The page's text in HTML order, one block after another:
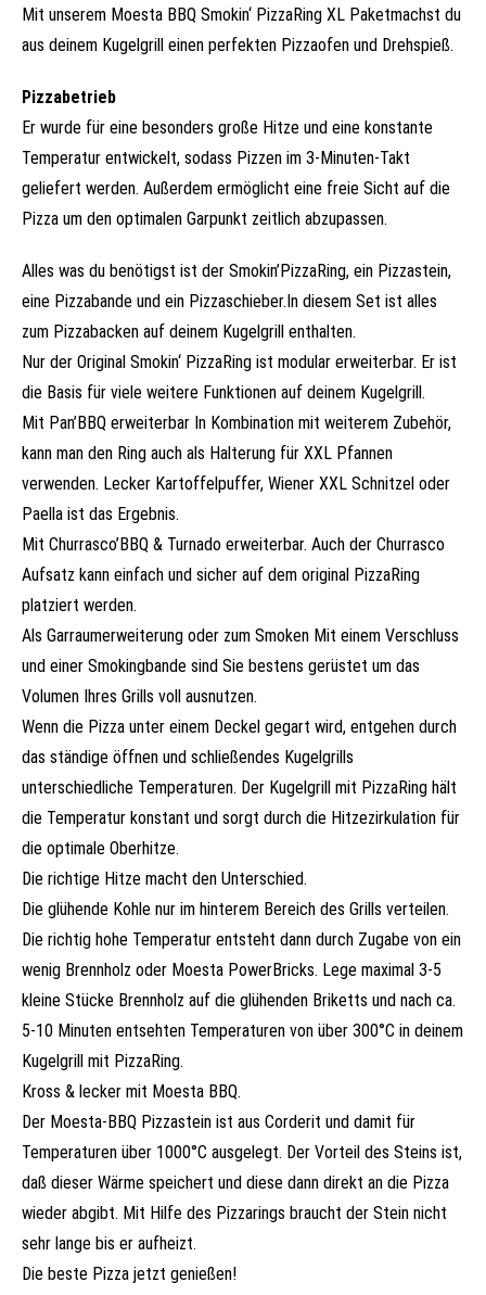
Mit unserem Moesta BBQ Smokin‘ PizzaRing XL Paketmachst du
aus deinem Kugelgrill einen perfekten Pizzaofen und Drehspieß.
Pizzabetrieb
Er wurde für eine besonders große Hitze und eine konstante
Temperatur entwickelt, sodass Pizzen im 3-Minuten-Takt
geliefert werden. Außerdem ermöglicht eine freie Sicht auf die
Pizza um den optimalen Garpunkt zeitlich abzupassen.
Alles was du benötigst ist der Smokin’PizzaRing, ein Pizzastein,
eine Pizzabande und ein Pizzaschieber.In diesem Set ist alles
zum Pizzabacken auf deinem Kugelgrill enthalten.
Nur der Original Smokin‘ PizzaRing ist modular erweiterbar. Er ist
die Basis für viele weitere Funktionen auf deinem Kugelgrill.
Mit Pan’BBQ erweiterbar In Kombination mit weiterem Zubehör,
kann man den Ring auch als Halterung für XXL Pfannen
verwenden. Lecker Kartoffelpuffer, Wiener XXL Schnitzel oder
Paella ist das Ergebnis.
Mit Churrasco’BBQ & Turnado erweiterbar. Auch der Churrasco
Aufsatz kann einfach und sicher auf dem original PizzaRing
platziert werden.
Als Garraumerweiterung oder zum Smoken Mit einem Verschluss
und einer Smokingbande sind Sie bestens gerüstet um das
Volumen Ihres Grills voll ausnutzen.
Wenn die Pizza unter einem Deckel gegart wird, entgehen durch
das ständige öffnen und schließendes Kugelgrills
unterschiedliche Temperaturen. Der Kugelgrill mit PizzaRing hält
die Temperatur konstant und sorgt durch die Hitzezirkulation für
die optimale Oberhitze.
Die richtige Hitze macht den Unterschied.
Die glühende Kohle nur im hinterem Bereich des Grills verteilen.
Die richtig hohe Temperatur entsteht dann durch Zugabe von ein
wenig Brennholz oder Moesta PowerBricks. Lege maximal 3-5
kleine Stücke Brennholz auf die glühenden Briketts und nach ca.
5-10 Minuten entsehten Temperaturen von über 300°C in deinem
Kugelgrill mit PizzaRing.
Kross & lecker mit Moesta BBQ.
Der Moesta-BBQ Pizzastein ist aus Corderit und damit für
Temperaturen über 1000°C ausgelegt. Der Vorteil des Steins ist,
daß dieser Wärme speichert und diese dann direkt an die Pizza
wieder abgibt. Mit Hilfe des Pizzarings braucht der Stein nicht
sehr lange bis er aufheizt.
Die beste Pizza jetzt genießen!